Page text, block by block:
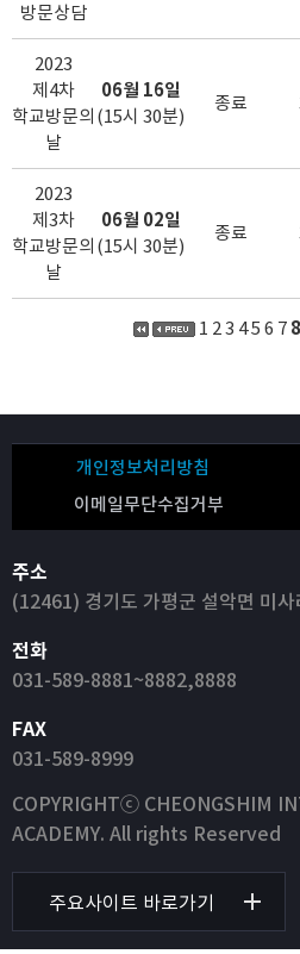
방문상담
2023
제4차
학교방문의
날
06월 16일
(15시 30분)
종료
2023
제3차
학교방문의
날
06월 02일
(15시 30분)
종료
1 23 45 6 7 8
개인정보처리방침
이메일무단수집거부
주소
(12461) 경기도 가평군 설악면 미
전화
031-589-8881~8882,8888
FAX
031-589-8999
COPYRIGHTⓒ CHEONGSHIM
ACADEMY. All rights Reserved
주요사이트 바로가기